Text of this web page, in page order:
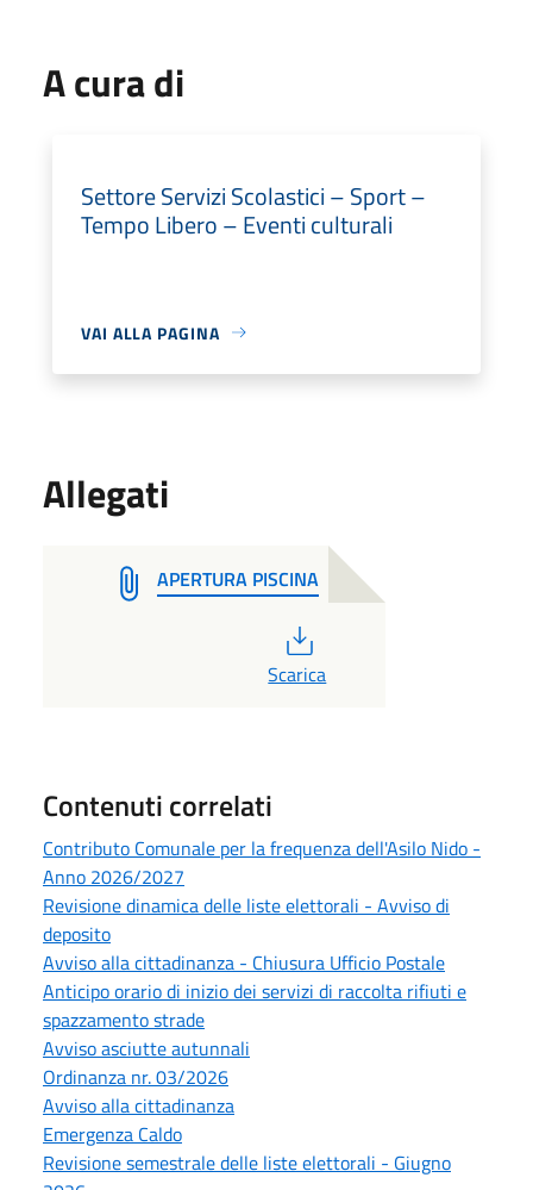
A cura di
Settore Servizi Scolastici – Sport –
Tempo Libero – Eventi culturali
VAI ALLA PAGINA
Allegati
APERTURA PISCINA
Scarica
Contenuti correlati
Contributo Comunale per la frequenza dell'Asilo Nido -
Anno 2026/2027
Revisione dinamica delle liste elettorali - Avviso di
deposito
Avviso alla cittadinanza - Chiusura Ufficio Postale
Anticipo orario di inizio dei servizi di raccolta rifiuti e
spazzamento strade
Avviso asciutte autunnali
Ordinanza nr. 03/2026
Avviso alla cittadinanza
Emergenza Caldo
Revisione semestrale delle liste elettorali - Giugno